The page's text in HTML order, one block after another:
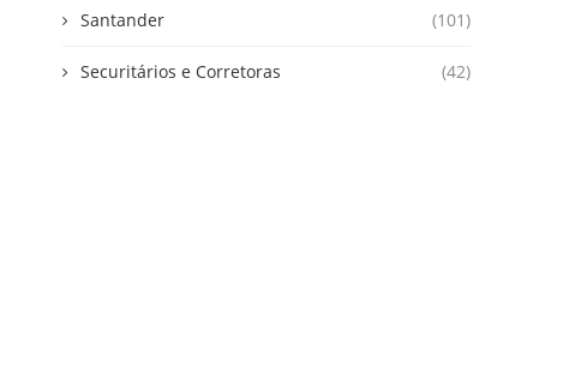
Santander (101)
Securitários e Corretoras (42)